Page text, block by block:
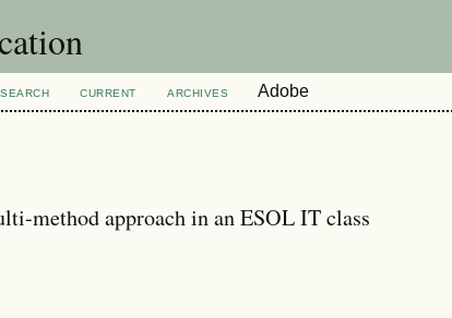
SEARCH CURRENT ARCHIVES Adobe
method approach in an ESOL IT class